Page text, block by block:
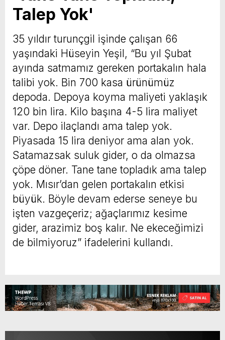
Talep Yok'
35 yıldır turunçgil işinde çalışan 66
yaşındaki Hüseyin Yeşil, “Bu yıl Şubat
ayında satmamız gereken portakalın hala
talibi yok. Bin 700 kasa ürünümüz
depoda. Depoya koyma maliyeti yaklaşık
120 bin lira. Kilo başına 4-5 lira maliyet
var. Depo ilaçlandı ama talep yok.
Piyasada 15 lira deniyor ama alan yok.
Satamazsak suluk gider, o da olmazsa
çöpe döner. Tane tane topladık ama talep
yok. Mısır’dan gelen portakalın etkisi
büyük. Böyle devam ederse seneye bu
işten vazgeçeriz; ağaçlarımız kesime
gider, arazimiz boş kalır. Ne ekeceğimizi
de bilmiyoruz” ifadelerini kullandı.